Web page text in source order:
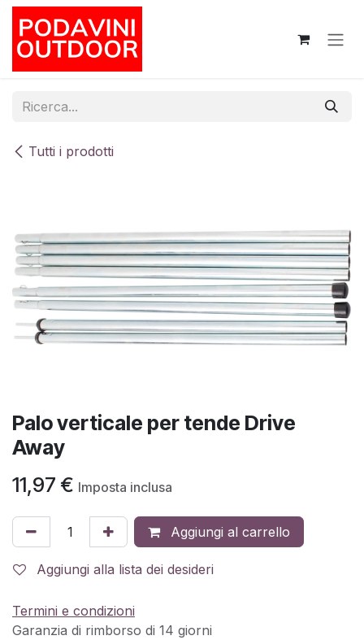
Passa al contenuto
Tutti i prodotti
Palo verticale per tende Drive
Away
11,97 € Imposta inclusa
Aggiungi al carrello
Aggiungi alla lista dei desideri
Termini e condizioni
Garanzia di rimborso di 14 giorni